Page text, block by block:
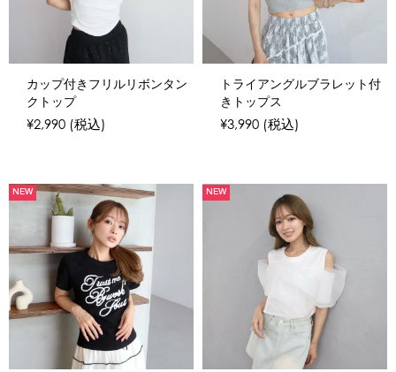
カップ付きフリルリボンタン
クトップ
¥2,990 (税込)
トライアングルブラレット付
きトップス
¥3,990 (税込)
NEW NEW